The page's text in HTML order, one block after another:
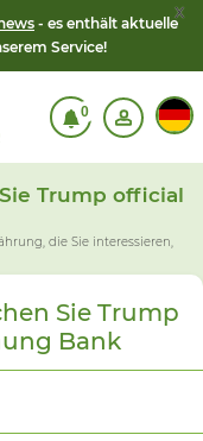
- es enthält aktuelle
Service!
x
0
Trump official
die Sie interessieren,
Sie Trump
Bank